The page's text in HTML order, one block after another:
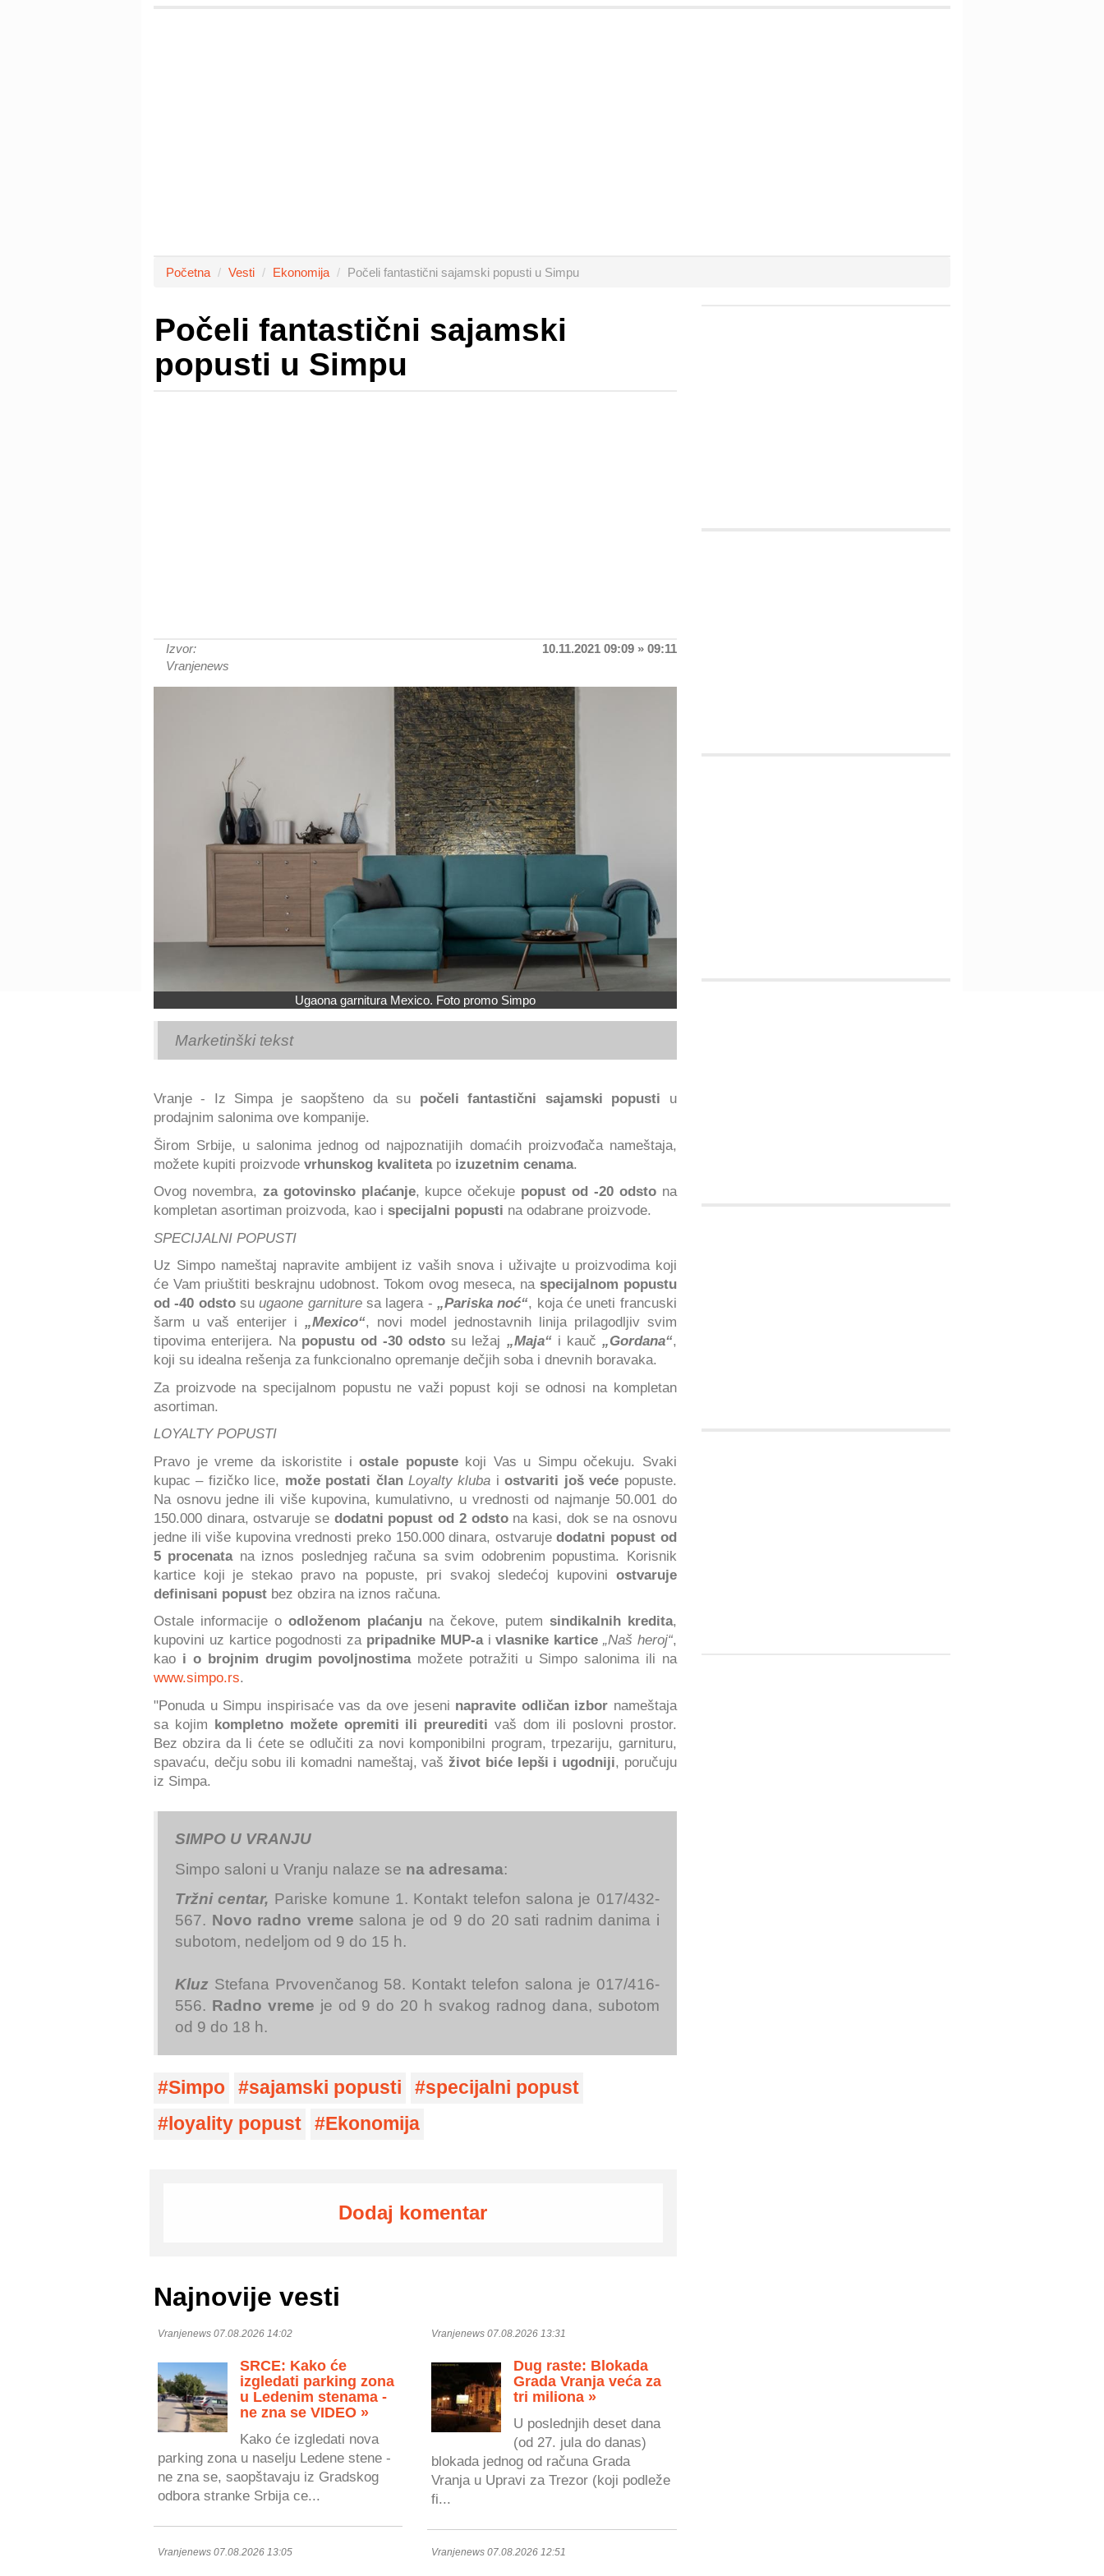
Početna Vesti Ekonomija Počeli fantastični sajamski popusti u Simpu
Počeli fantastični sajamski
popusti u Simpu
Izvor:
Vranjenews
10.11.2021 09:09 » 09:11
Ugaona garnitura Mexico. Foto promo Simpo
Marketinški tekst
Vranje - Iz Simpa je saopšteno da su počeli fantastični sajamski popusti u
prodajnim salonima ove kompanije.
Širom Srbije, u salonima jednog od najpoznatijih domaćih proizvođača nameštaja,
možete kupiti proizvode vrhunskog kvaliteta po izuzetnim cenama.
Ovog novembra, za gotovinsko plaćanje, kupce očekuje popust od -20 odstona
kompletan asortiman proizvoda, kao i specijalni popusti na odabrane proizvode.
SPECIJALNI POPUSTI
Uz Simpo nameštaj napravite ambijent iz vaših snova i uživajte u proizvodima koji
će Vam priuštiti beskrajnu udobnost. Tokom ovog meseca, na specijalnom popustu
od -40 odstosuugaone garnituresa lagera -„Pariska noć“, koja će uneti francuski
šarm u vaš enterijer i „Mexico“, novi model jednostavnih linija prilagodljiv svim
tipovima enterijera. Na popustu od -30 odsto su ležaj „Maja“ i kauč „Gordana“,
koji su idealna rešenja za funkcionalno opremanje dečjih soba i dnevnih boravaka.
Za proizvode na specijalnom popustu ne važi popust koji se odnosi na kompletan
asortiman.
LOYALTY POPUSTI
Pravo je vreme da iskoristite iostale popuste koji Vas u Simpu očekuju. Svaki
kupac – fizičko lice, može postati član Loyalty kluba iostvariti još veće popuste.
Na osnovu jedne ili više kupovina, kumulativno, u vrednosti od najmanje 50.001 do
150.000 dinara, ostvaruje se dodatni popust od 2 odstona kasi, dok se na osnovu
jedne ili više kupovina vrednosti preko 150.000 dinara, ostvarujedodatni popust od
5 procenatana iznos poslednjeg računa sa svim odobrenim popustima. Korisnik
kartice koji je stekao pravo na popuste, pri svakoj sledećoj kupovini ostvaruje
definisani popust bez obzira na iznos računa.
Ostale informacije o odloženom plaćanjuna čekove, putem sindikalnih kredita,
kupovini uz kartice pogodnosti za pripadnike MUP-aivlasnike kartice „Naš heroj“,
kao i o brojnim drugim povoljnostimamožete potražiti u Simpo salonima ili na
www.simpo.rs.
"Ponuda u Simpu inspirisaće vas da ove jeseni napravite odličan izbor nameštaja
sa kojim kompletno možete opremiti ili preureditivaš dom ili poslovni prostor.
Bez obzira da li ćete se odlučiti za novi komponibilni program, trpezariju, garnituru,
spavaću, dečju sobu ili komadni nameštaj, vašživot biće lepši i ugodniji, poručuju
iz Simpa.
SIMPO U VRANJU
Simpo saloni u Vranju nalaze se na adresama:
Tržni centar, Pariske komune 1. Kontakt telefon salona je 017/432-
567. Novo radno vreme salona je od 9 do 20 sati radnim danima i
subotom, nedeljom od 9 do 15 h.
Kluz Stefana Prvovenčanog 58. Kontakt telefon salona je 017/416-
556. Radno vreme je od 9 do 20 h svakog radnog dana, subotom
od 9 do 18 h.
Simpo sajamski popusti
specijalni popust
loyality popust
Ekonomija
Dodaj komentar
Najnovije vesti
Vranjenews 07.08.2026 14:02
SRCE: Kako će
izgledati parking zona
u Ledenim stenama -
ne zna se VIDEO »
Kako će izgledati nova
parking zona u naselju Ledene stene -
ne zna se, saopštavaju iz Gradskog
odbora stranke Srbija ce...
Vranjenews 07.08.2026 13:31
Dug raste: Blokada
Grada Vranja veća za
tri miliona »
U poslednjih deset dana
(od 27. jula do danas)
blokada jednog od računa Grada
Vranja u Upravi za Trezor (koji podleže
fi...
Vranjenews 07.08.2026 13:05 Vranjenews 07.08.2026 12:51